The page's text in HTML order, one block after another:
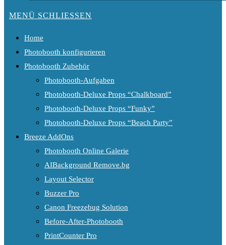
MENÜ SCHLIESSEN
Home
Photobooth konfigurieren
Photobooth Zubehör
Photobooth-Aufgaben
Photobooth-Deluxe Props “Chalkboard”
Photobooth-Deluxe Props “Funky”
Photobooth-Deluxe Props “Beach Party”
Breeze AddOns
Photobooth Online Galerie
AIBackground Remove.bg
Layout Selector
Buzzer Pro
Canon Freezebug Solution
Before-After-Photobooth
PrintCounter Pro